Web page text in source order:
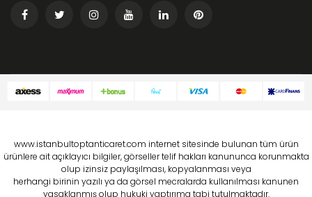
www.istanbultoptanticaret.com internet sitesinde bulunan tüm ürün
ürünlere ait açıklayıcı bilgiler, görseller telif hakları kanununca korunmakta
olup izinsiz paylaşılması, kopyalanması veya
herhangi birinin yazılı ya da görsel mecralarda kullanılması kanunen
yasaklanmış olup hukuki yaptırıma tabi tutulmaktadır.